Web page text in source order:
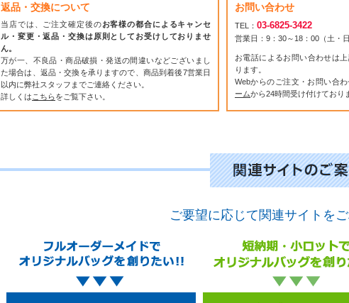
返品・交換について
当店では、ご注文確定後のお客様の都合によるキャンセ
ル・変更・返品・交換は原則としてお受けしておりませ
ん。
万が一、不良品・商品破損・発送の間違いなどございまし
た場合は、返品・交換を承りますので、商品到着後7営業日
以内に弊社スタッフまでご連絡ください。
詳しくは こちらをご覧下さい。
お問い合わせ
TEL： 03-6825-3422
営業日：9：30～18：00（土・
お電話によるお問い合わせは
ります。
Webからのご注文・お問い合
ームから24時間受け付けており
ご要望に応じて関連サイトを